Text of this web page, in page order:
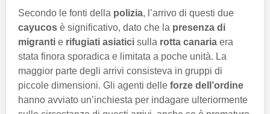
Secondo le fonti della polizia, l’arrivo di questi due
cayucos è significativo, dato che la presenza di
migranti e rifugiati asiatici sulla rotta canaria era
stata finora sporadica e limitata a poche unità. La
maggior parte degli arrivi consisteva in gruppi di
piccole dimensioni. Gli agenti delle forze dell’ordine
hanno avviato un’inchiesta per indagare ulteriormente